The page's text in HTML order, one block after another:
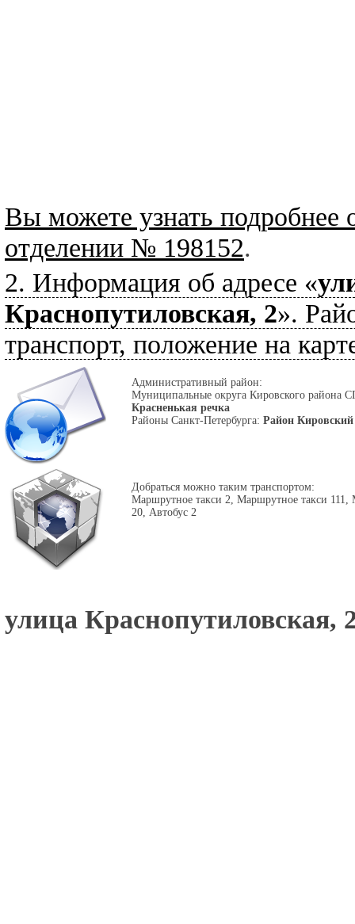
Вы можете узнать подробнее
отделении № 198152.
2. Информация об адресе «
Краснопутиловская, 2».
транспорт, положение на
Административный район:
Муниципальные округа Кировского района
Красненькая речка
Районы Санкт-Петербурга: Район Кировский
Добраться можно таким транспортом:
Маршрутное такси 2, Маршрутное такси 111,
20, Автобус 2
улица Краснопутиловская,